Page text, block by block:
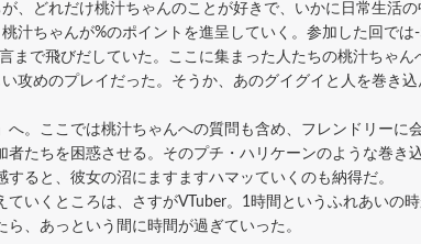
、どれだけ桃汁ちゃんのことが好きで、いかに日常生活
汁ちゃんが%のポイントを進呈していく。参加した回で
まで飛びだしていた。ここに集まった人たちの桃汁ちゃ
攻めのプレイだった。そうか、あのグイグイと人を巻き
。ここでは桃汁ちゃんへの質問も含め、フレンドリーに
たちを困惑させる。そのプチ・ハリケーンのような巻き
ると、彼女の沼にますますハマッていくのも納得だ。
いくところは、さすがVTuber。1時間というふれあいの
、あっという間に時間が過ぎていった。